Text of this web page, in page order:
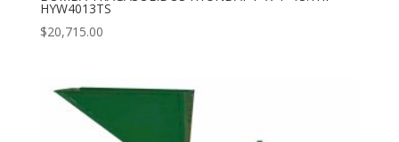
HYW4013TS
$20,715.00